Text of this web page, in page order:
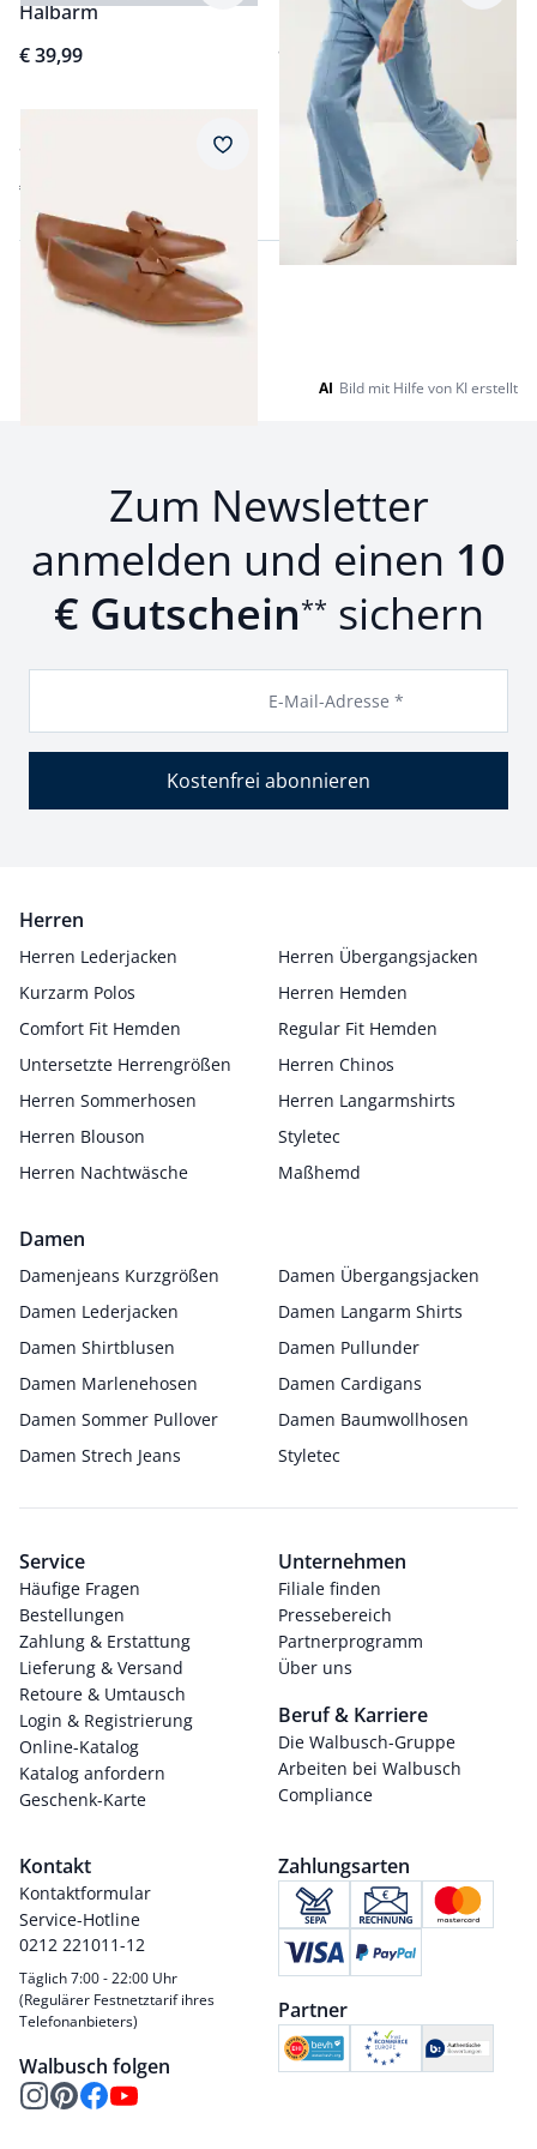
Halbarm
€ 39,99
ab
€ 89,99
Soft Loafer mit Schleife
€ 159,99
Merkzettel
AI Bild mit Hilfe von KI erstellt
Zum Newsletter
anmelden und einen 10
€ Gutschein** sichern
E-Mail-Adresse *
Kostenfrei abonnieren
Herren
Herren Lederjacken
Herren Übergangsjacken
Kurzarm Polos
Herren Hemden
Comfort Fit Hemden
Regular Fit Hemden
Untersetzte Herrengrößen
Herren Chinos
Herren Sommerhosen
Herren Langarmshirts
Herren Blouson
Styletec
Herren Nachtwäsche
Maßhemd
Damen
Damenjeans Kurzgrößen
Damen Übergangsjacken
Damen Lederjacken
Damen Langarm Shirts
Damen Shirtblusen
Damen Pullunder
Damen Marlenehosen
Damen Cardigans
Damen Sommer Pullover
Damen Baumwollhosen
Damen Strech Jeans
Styletec
Service
Häufige Fragen
Bestellungen
Zahlung & Erstattung
Lieferung & Versand
Retoure & Umtausch
Login & Registrierung
Online-Katalog
Katalog anfordern
Geschenk-Karte
Unternehmen
Filiale finden
Pressebereich
Partnerprogramm
Über uns
Beruf & Karriere
Die Walbusch-Gruppe
Arbeiten bei Walbusch
Compliance
Kontakt
Kontaktformular
Service-Hotline
0212 221011-12
Täglich 7:00 - 22:00 Uhr
(Regulärer Festnetztarif ihres
Telefonanbieters)
Walbusch folgen
Zahlungsarten
Partner